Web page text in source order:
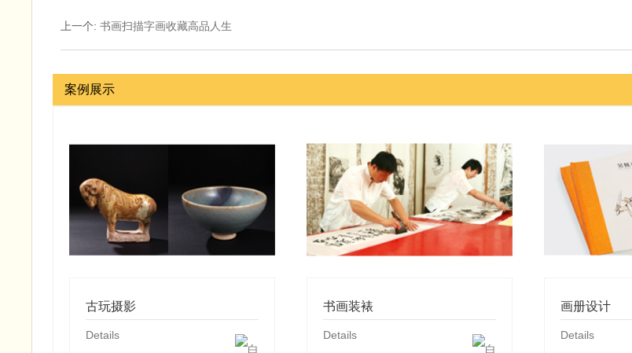
上一个: 书画扫描字画收藏高品人生
案例展示
古玩摄影
Details
书画装裱
Details
画册设计
Details